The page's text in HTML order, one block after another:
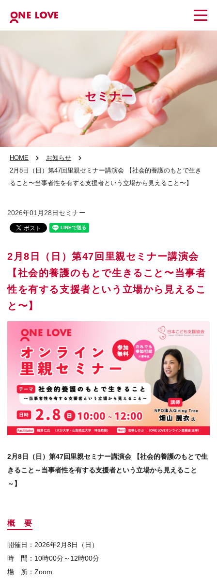
セミナー
HOME
お知らせ
2月8日（日）第47回里親セミナー講演会 【社会的養護のもとで生き
ること〜当事者性を有する支援者という立場から見えること〜】
2026年01月28日セミナー
2月8日（日）第47回里親セミナー講演会
【社会的養護のもとで生きること〜当事者
性を有する支援者という立場から見えるこ
と〜】
2月 8日（日）第47回里親セミナー講演会
【社会的養護のもとで生
きること～当事者性を有する支援者という立場から見えること
～】
概 要
開催日：2026年2月8日（日）
時 間：10時00分～12時00分
場 所：Zoom